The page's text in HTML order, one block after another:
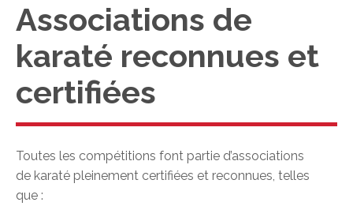
Associations de
karaté reconnues et
certifiées
Toutes les compétitions font partie d’associations
de karaté pleinement certifiées et reconnues, telles
que :